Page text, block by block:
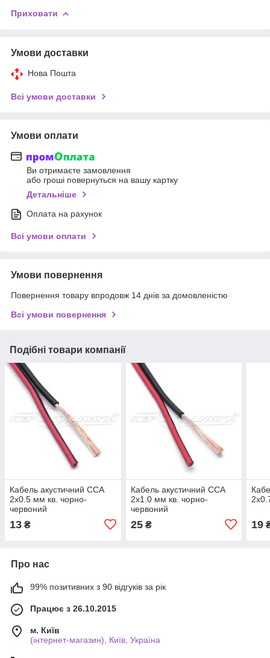
Приховати
Умови доставки
Нова Пошта
Всі умови доставки
Умови оплати
Ви отримаєте замовлення
або гроші повернуться на вашу картку
Детальніше
Оплата на рахунок
Всі умови оплати
Умови повернення
Повернення товару впродовж 14 днів за домовленістю
Всі умови повернення
Подібні товари компанії
Кабель акустичний CCA
2x0.5 мм кв. чорно-
червоний
13 ₴
Кабель акустичний CCA
2x1.0 мм кв. чорно-
червоний
25₴ 19
Про нас
99% позитивних з 90 відгуків за рік
Працює з 26.10.2015
м. Київ
(інтернет-магазин), Київ, Україна